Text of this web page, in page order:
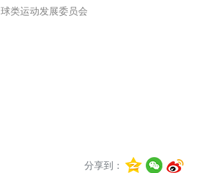
球类运动发展委员会
分享到：